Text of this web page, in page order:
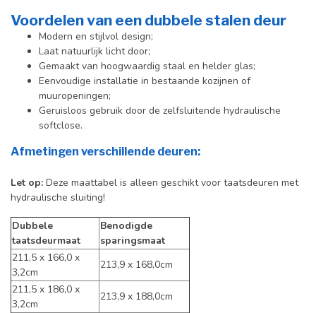
Voordelen van een dubbele stalen deur
Modern en stijlvol design;
Laat natuurlijk licht door;
Gemaakt van hoogwaardig staal en helder glas;
Eenvoudige installatie in bestaande kozijnen of
muuropeningen;
Geruisloos gebruik door de zelfsluitende hydraulische
softclose.
Afmetingen verschillende deuren:
Let op: Deze maattabel is alleen geschikt voor taatsdeuren met
hydraulische sluiting!
Dubbele
taatsdeurmaat
Benodigde
sparingsmaat
211,5 x 166,0 x
3,2cm
213,9 x 168,0cm
211,5 x 186,0 x
3,2cm
213,9 x 188,0cm